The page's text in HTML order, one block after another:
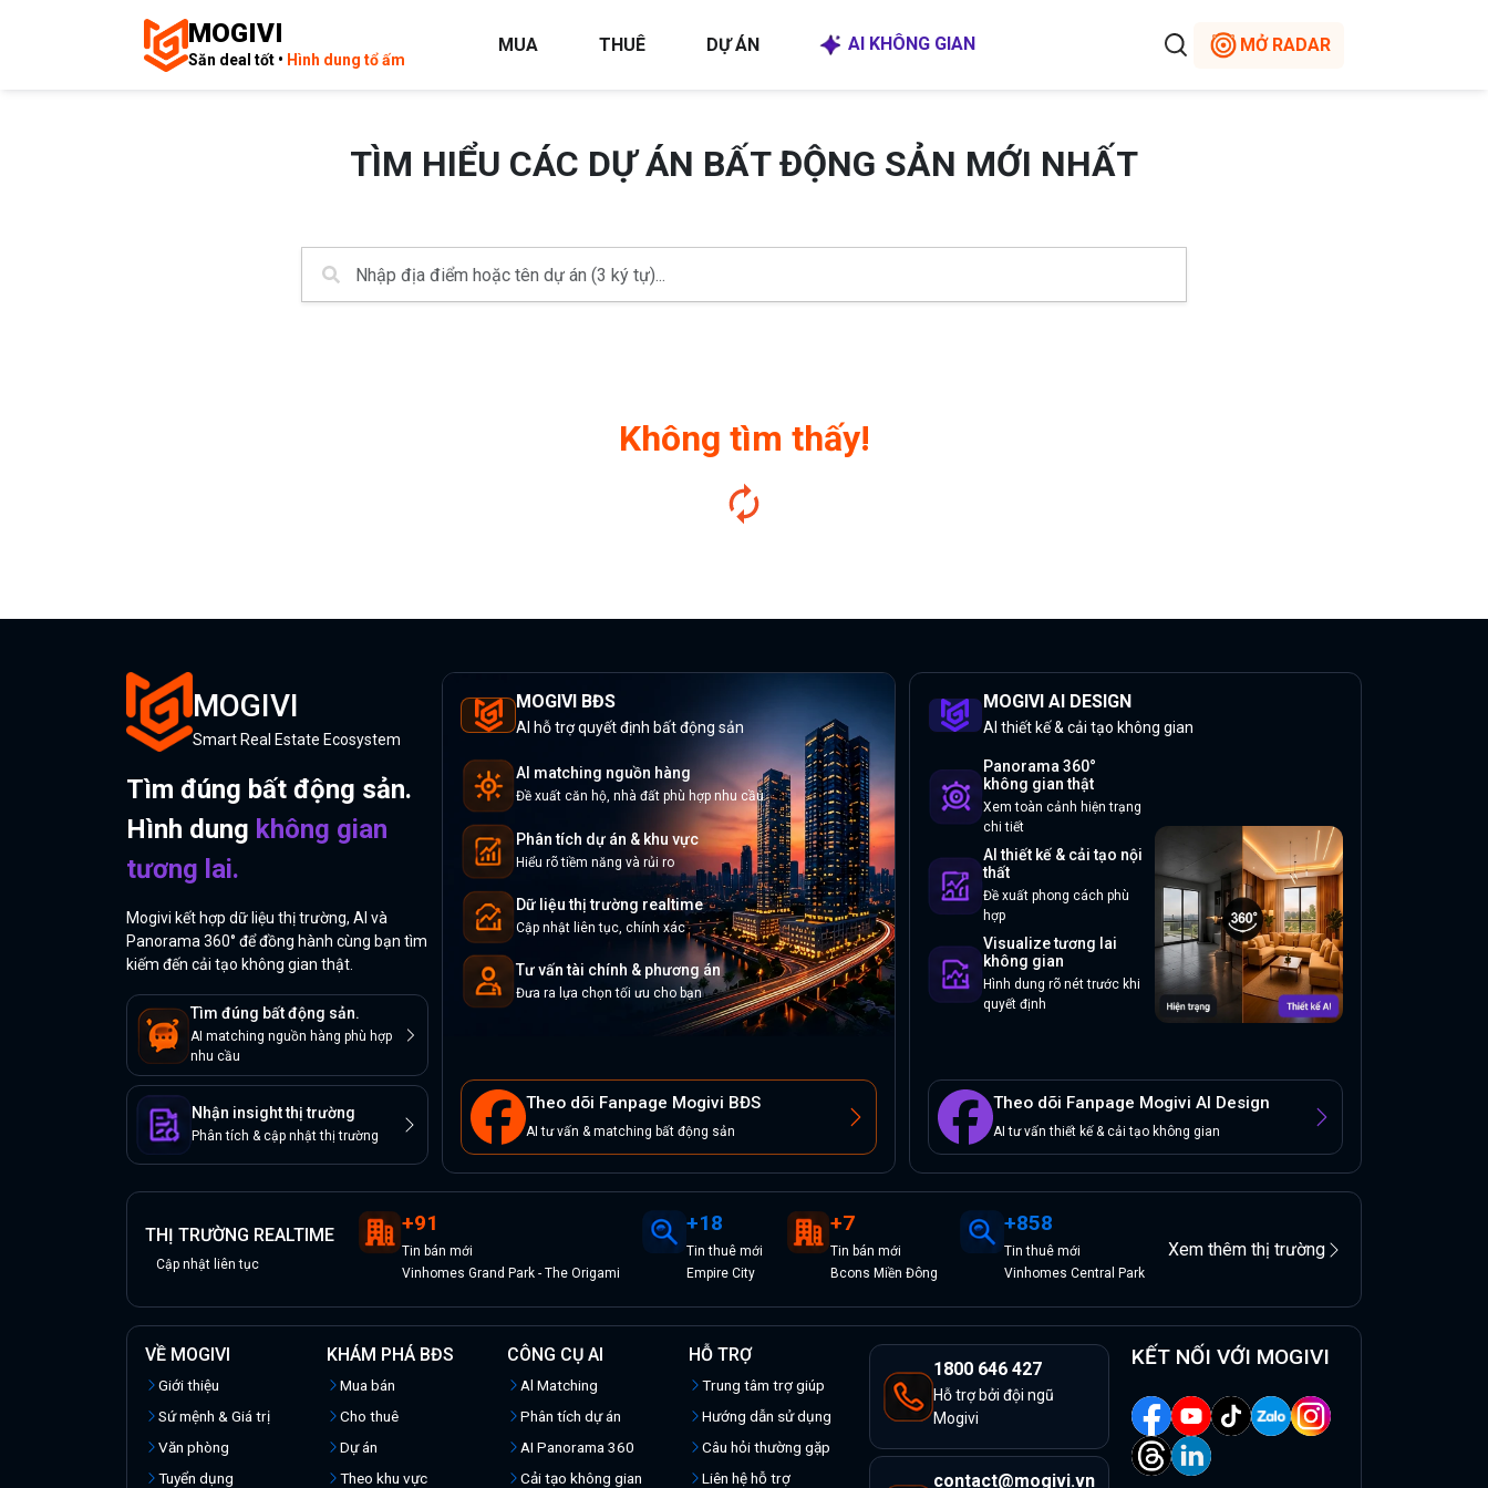
MOGIVI
Săn deal tốt • Hình dung tổ ấm
MUA THUÊ DỰ ÁN AI KHÔNG GIAN MỞ RADAR
TÌM HIỂU CÁC DỰ ÁN BẤT ĐỘNG SẢN MỚI NHẤT
Không tìm thấy!
MOGIVI
Smart Real Estate Ecosystem
Tìm đúng bất động sản.
Hình dung không gian
tương lai.
Mogivi kết hợp dữ liệu thị trường, AI và
Panorama 360° để đồng hành cùng bạn tìm
kiếm đến cải tạo không gian thật.
Tìm đúng bất động sản.
AI matching nguồn hàng phù hợp
nhu cầu
Nhận insight thị trường
Phân tích & cập nhật thị trường
MOGIVI BĐS
AI hỗ trợ quyết định bất động sản
AI matching nguồn hàng
Đề xuất căn hộ, nhà đất phù hợp nhu cầu
Phân tích dự án & khu vực
Hiểu rõ tiềm năng và rủi ro
Dữ liệu thị trường realtime
Cập nhật liên tục, chính xác
Tư vấn tài chính & phương án
Đưa ra lựa chọn tối ưu cho bạn
Theo dõi Fanpage Mogivi BĐS
AI tư vấn & matching bất động sản
MOGIVI AI DESIGN
AI thiết kế & cải tạo không gian
Panorama 360°
không gian thật
Xem toàn cảnh hiện trạng
chi tiết
AI thiết kế & cải tạo nội
thất
Đề xuất phong cách phù
hợp
Visualize tương lai
không gian
Hình dung rõ nét trước khi
quyết định
Theo dõi Fanpage Mogivi AI Design
AI tư vấn thiết kế & cải tạo không gian
THỊ TRƯỜNG REALTIME
Cập nhật liên tục
+91
Tin bán mới
Vinhomes Grand Park - The Origami
+18
Tinthuê mới
Empire City
+7
Tin bán mới
Bcons Miền Đông
+858
Tinthuê mới
Vinhomes Central Park
Xem thêm thị trường
VỀ MOGIVI
Giới thiệu
Sứ mệnh & Giá trị
Văn phòng
Tuyển dụng
KHÁM PHÁ BĐS
Mua bán
Cho thuê
Dự án
Theo khu vực
CÔNG CỤ AI
Al Matching
Phân tích dự án
AI Panorama 360
Cải tạo không gian
HỖ TRỢ
Trung tâm trợ giúp
Hướng dẫn sử dụng
Câu hỏi thường gặp
Liên hệ hỗ trợ
1800 646 427
Hỗ trợ bởi đội ngũ
Mogivi
contact@mogivi.vn
KẾT NỐI VỚI MOGIVI